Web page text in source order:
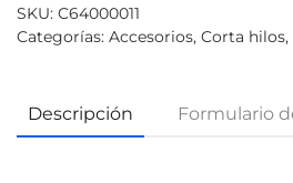
SKU: C64000011
Categorías: Accesorios, Corta hilos,
Descripción Formulario